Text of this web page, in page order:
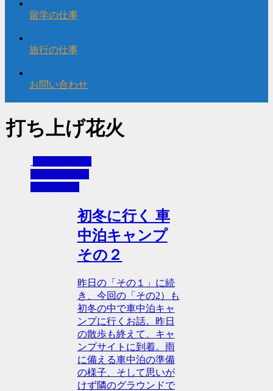
留学の仕事
旅行の仕事
お問い合わせ
打ち上げ花火
ニュージーラ
ンドでキャン
ピングカー
初冬に行く 車
中泊キャンプ
その２
昨日の「その１」に続
き、今回の「その2）も
初冬の中で車中泊キャ
ンプに行くお話。昨日
の散歩も終えて、キャ
ンプサイトに到着。雨
に備える車中泊の準備
の様子、そして思いが
けず隣のグラウンドで